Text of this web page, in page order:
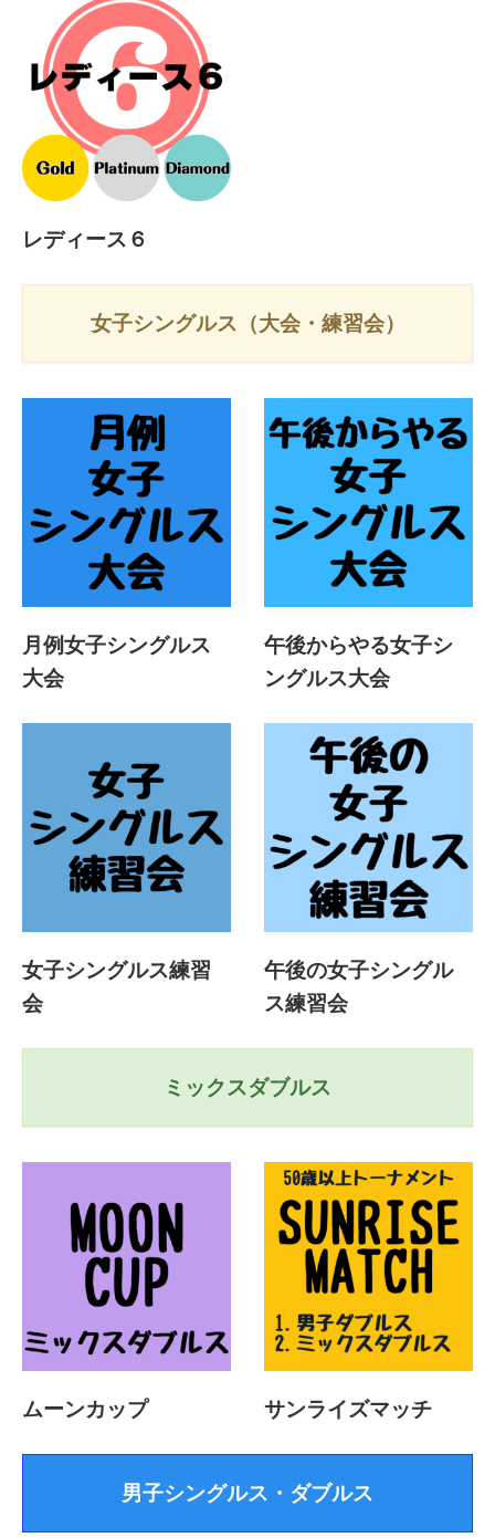
レディース６
女子シングルス（大会・練習会）
月例女子シングルス
大会
午後からやる女子シ
ングルス大会
女子シングルス練習
会
午後の女子シングル
ス練習会
ミックスダブルス
ムーンカップ サンライズマッチ
男子シングルス・ダブルス